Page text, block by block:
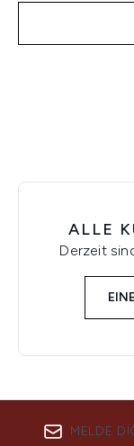
ALLE
Derzeit
MELDE